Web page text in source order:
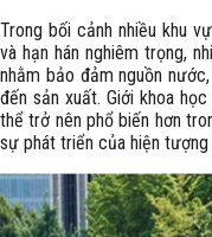
Trong bối cảnh nhiều khu
và hạn hán nghiêm trọng,
nhằm bảo đảm nguồn
đến sản xuất. Giới khoa
thể trở nên phổ biến hơn
sự phát triển của hiện tượng